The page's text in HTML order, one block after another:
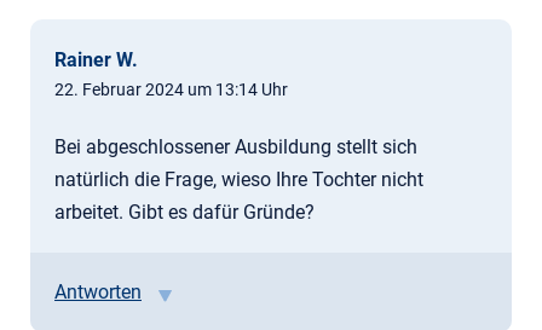
Rainer W.
22. Februar 2024 um 13:14 Uhr
Bei abgeschlossener Ausbildung stellt sich
natürlich die Frage, wieso Ihre Tochter nicht
arbeitet. Gibt es dafür Gründe?
Antworten